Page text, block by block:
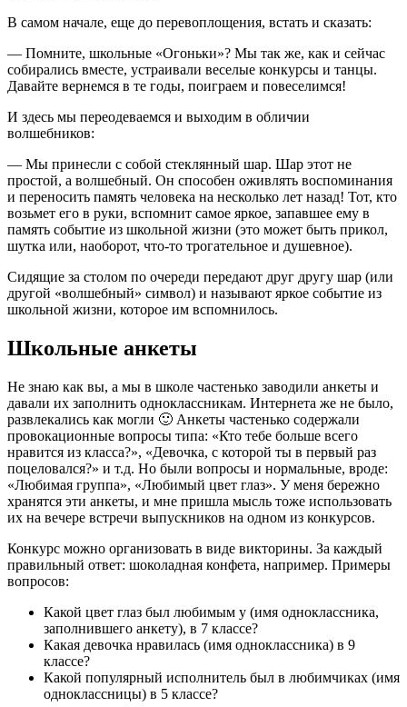
В самом начале, еще до перевоплощения, встать и сказать:
— Помните, школьные «Огоньки»? Мы так же, как и сейчас
собирались вместе, устраивали веселые конкурсы и танцы.
Давайте вернемся в те годы, поиграем и повеселимся!
И здесь мы переодеваемся и выходим в обличии
волшебников:
— Мы принесли с собой стеклянный шар. Шар этот не
простой, а волшебный. Он способен оживлять воспоминания
и переносить память человека на несколько лет назад! Тот, кто
возьмет его в руки, вспомнит самое яркое, запавшее ему в
память событие из школьной жизни (это может быть прикол,
шутка или, наоборот, что-то трогательное и душевное).
Сидящие за столом по очереди передают друг другу шар (или
другой «волшебный» символ) и называют яркое событие из
школьной жизни, которое им вспомнилось.
Школьные анкеты
Не знаю как вы, а мы в школе частенько заводили анкеты и
давали их заполнить одноклассникам. Интернета же не было,
развлекались как могли 🙂 Анкеты частенько содержали
провокационные вопросы типа: «Кто тебе больше всего
нравится из класса?», «Девочка, с которой ты в первый раз
поцеловался?» и т.д. Но были вопросы и нормальные, вроде:
«Любимая группа», «Любимый цвет глаз». У меня бережно
хранятся эти анкеты, и мне пришла мысль тоже использовать
их на вечере встречи выпускников на одном из конкурсов.
Конкурс можно организовать в виде викторины. За каждый
правильный ответ: шоколадная конфета, например. Примеры
вопросов:
Какой цвет глаз был любимым у (имя одноклассника,
заполнившего анкету), в 7 классе?
Какая девочка нравилась (имя одноклассника) в 9
классе?
Какой популярный исполнитель был в любимчиках (имя
одноклассницы) в 5 классе?